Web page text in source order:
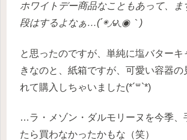
ホワイトデー商品なこともあって、ま
段はするよなぁ…(΄◉◞౪◟◉｀)
と思ったのですが、単純に塩バターキ
きなのと、紙箱ですが、可愛い容器の
れて購入しちゃいました(*´꒳`*)
…ラ・メゾン・ダルモリーヌを今季、
たら買わなかったかもな（笑）